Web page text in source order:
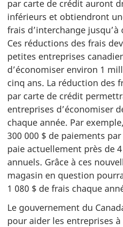
par carte de crédit auront
inférieurs et obtiendront
frais d’interchange jusqu’à
Ces réductions des frais
petites entreprises
d’économiser environ 1
cinq ans. La réduction des
par carte de crédit
entreprises d’économiser
chaque année. Par
300 000 $ de paiements
paie actuellement près de
annuels. Grâce à ces
magasin en question
1 080 $ de frais chaque
Le gouvernement du
pour aider les entreprises